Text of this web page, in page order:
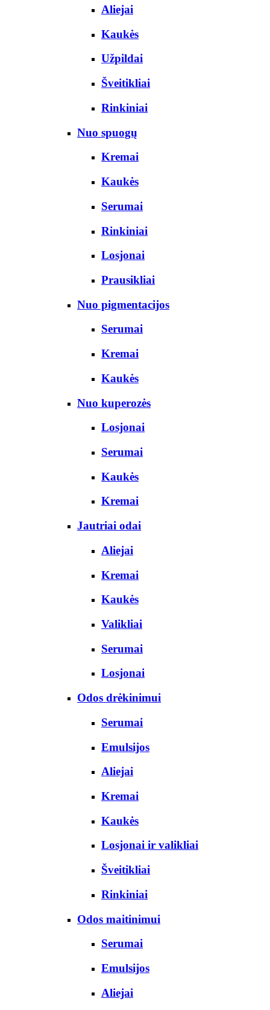
Aliejai
Kaukės
Užpildai
Šveitikliai
Rinkiniai
Nuo spuogų
Kremai
Kaukės
Serumai
Rinkiniai
Losjonai
Prausikliai
Nuo pigmentacijos
Serumai
Kremai
Kaukės
Nuo kuperozės
Losjonai
Serumai
Kaukės
Kremai
Jautriai odai
Aliejai
Kremai
Kaukės
Valikliai
Serumai
Losjonai
Odos drėkinimui
Serumai
Emulsijos
Aliejai
Kremai
Kaukės
Losjonai ir valikliai
Šveitikliai
Rinkiniai
Odos maitinimui
Serumai
Emulsijos
Aliejai